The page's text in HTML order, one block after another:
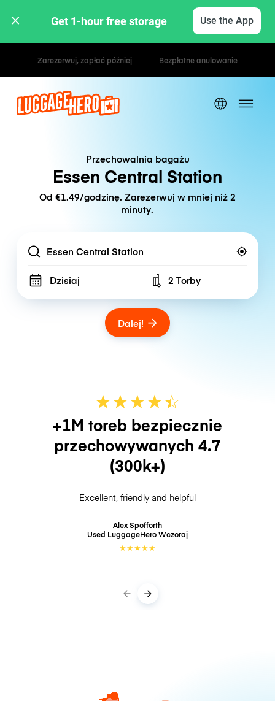
Get 1-hour free storage Use the App
Stawki godzinowe / dzienne
Przechowalnia bagażu
Essen Central Station
Od €1.49/godzinę. Zarezerwuj w mniej niż 2
minuty.
Location
Dzisiaj Number of bags
2 Torby
Dalej!
★★★★☆
★
+1M toreb bezpiecznie
przechowywanych 4.7
(300k+)
Excellent, friendly and helpful
Alex Spofforth
Used LuggageHeroWczoraj
★★★★★